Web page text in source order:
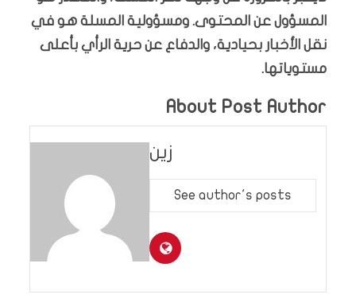
المسؤول عن المحتوى. ومسؤولية المسلة هو في
نقل الأخبار بحيادية، والدفاع عن حرية الرأي بأعلى
مستوياتها.
About Post Author
زين
See author's posts